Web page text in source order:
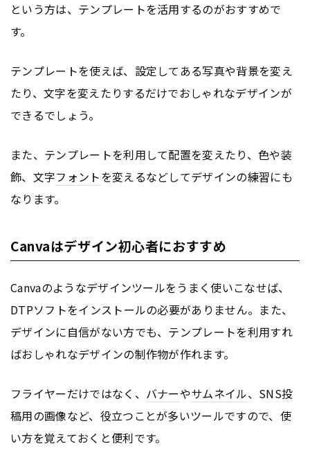
という方は、テンプレートを活用するのがおすすめで
す。
テンプレートを使えば、設定してある写真や背景を変え
たり、文字を変えたりするだけでおしゃれなデザインが
できるでしょう。
また、テンプレートを利用して配置を変えたり、色や装
飾、文字フォントを変えるなどしてデザインの練習にも
なります。
Canvaはデザイン初心者におすすめ
Canvaのようなデザインツールをうまく使いこなせば、
DTPソフトをインストールの必要がありません。また、
デザインに自信がない方でも、テンプレートを利用すれ
ばおしゃれなデザインの制作物が作れます。
フライヤーだけではなく、 バナーやサムネイル、SNS投
稿用の画像など、役立つことが多いツールですので、使
い方を覚えておくと便利です。